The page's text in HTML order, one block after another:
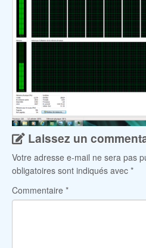
Laissez un
Votre adresse e-mail ne sera pas
obligatoires sont indiqués avec *
Commentaire *